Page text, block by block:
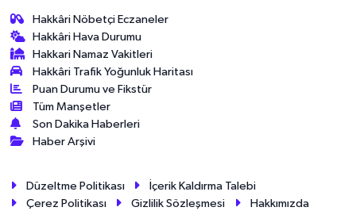
Hakkâri Nöbetçi Eczaneler
Hakkâri Hava Durumu
Hakkari Namaz Vakitleri
Hakkâri Trafik Yoğunluk Haritası
Puan Durumu ve Fikstür
Tüm Manşetler
Son Dakika Haberleri
Haber Arşivi
Düzeltme Politikası
İçerik Kaldırma Talebi
Çerez Politikası
Gizlilik Sözleşmesi
Hakkımızda